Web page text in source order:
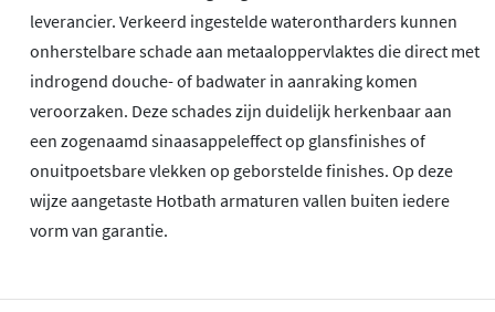
leverancier. Verkeerd ingestelde waterontharders kunnen
onherstelbare schade aan metaaloppervlaktes die direct met
indrogend douche- of badwater in aanraking komen
veroorzaken. Deze schades zijn duidelijk herkenbaar aan
een zogenaamd sinaasappeleffect op glansfinishes of
onuitpoetsbare vlekken op geborstelde finishes. Op deze
wijze aangetaste Hotbath armaturen vallen buiten iedere
vorm van garantie.